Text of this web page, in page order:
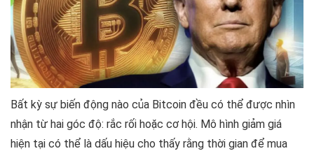
Bất kỳ sự biến động nào của Bitcoin đều có thể được nhìn
nhận từ hai góc độ: rắc rối hoặc cơ hội. Mô hình giảm giá
hiện tại có thể là dấu hiệu cho thấy rằng thời gian để mua